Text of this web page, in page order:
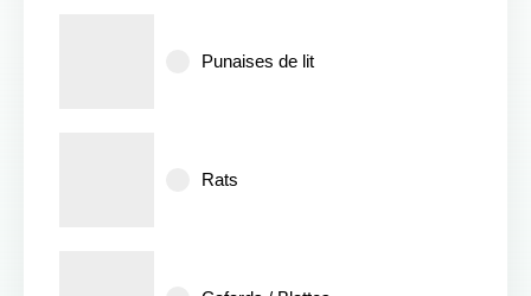
Punaises de lit
Rats